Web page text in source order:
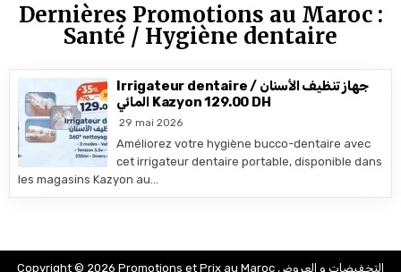
Dernières Promotions au Maroc :
Santé / Hygiène dentaire
Irrigateur dentaire / جهاز تنظيف الأسنان
المائي Kazyon 129.00 DH
29 mai 2026
Améliorez votre hygiène bucco-dentaire avec
cet irrigateur dentaire portable, disponible dans
les magasins Kazyon au…
Copyright © 2026 Promotions et Prix au Maroc التخفيضات و العروض